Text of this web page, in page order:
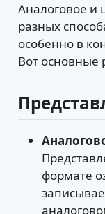
Аналоговое и
разных
особенно в
Вот
формате